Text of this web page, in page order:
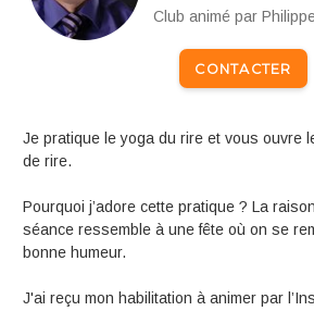
Club animé par
CONTACTER
Je pratique le yoga du rire et vous ouvre
de rire.
Pourquoi j’adore cette pratique ? La
séance ressemble à une fête où on se
bonne humeur.
J'ai reçu mon habilitation à animer par